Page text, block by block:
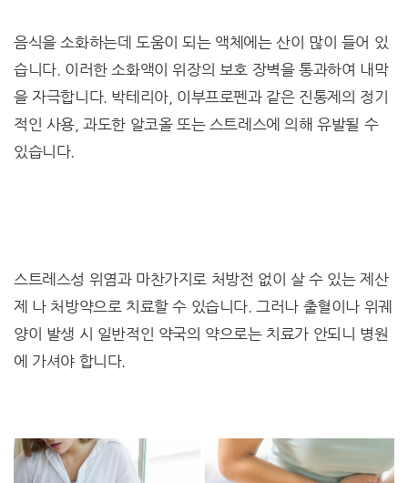
음식을 소화하는데 도움이 되는 액체에는 산이 많이 들어 있
습니다. 이러한 소화액이 위장의 보호 장벽을 통과하여 내막
을 자극합니다. 박테리아, 이부프로펜과 같은 진통제의 정기
적인 사용, 과도한 알코올 또는 스트레스에 의해 유발될 수
있습니다.
스트레스성 위염과 마찬가지로 처방전 없이 살 수 있는 제산
제 나 처방약으로 치료할 수 있습니다. 그러나 출혈이나 위궤
양이 발생 시 일반적인 약국의 약으로는 치료가 안되니 병원
에 가셔야 합니다.